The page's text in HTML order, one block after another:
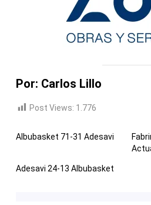
Por: Carlos Lillo
Post Views: 1.776
Albubasket 71-31 Adesavi
Adesavi 24-13 Albubasket